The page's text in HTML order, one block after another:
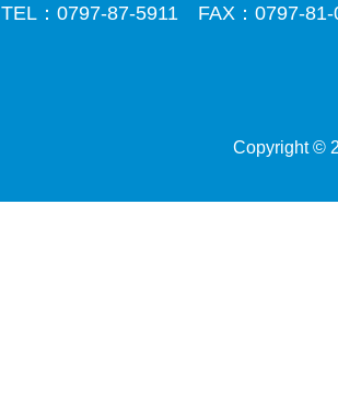
TEL：0797-87-5911 FAX：0797-81-
Copyright ©